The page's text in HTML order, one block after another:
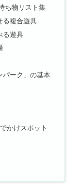
ち物リスト集
る複合遊具
る遊具
パーク」の基本
かけスポット